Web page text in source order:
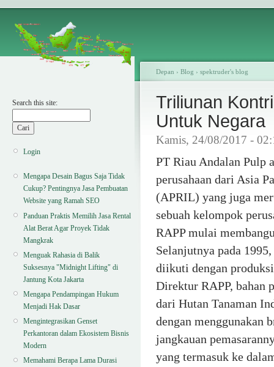
Search this site:
Login
Mengapa Desain Bagus Saja Tidak
Cukup? Pentingnya Jasa Pembuatan
Website yang Ramah SEO
Panduan Praktis Memilih Jasa Rental
Alat Berat Agar Proyek Tidak
Mangkrak
Menguak Rahasia di Balik
Suksesnya "Midnight Lifting" di
Jantung Kota Jakarta
Mengapa Pendampingan Hukum
Menjadi Hak Dasar
Mengintegrasikan Genset
Perkantoran dalam Ekosistem Bisnis
Modern
Memahami Berapa Lama Durasi
Depan › Blog › spektruder's blog
Triliunan
Untuk Negara
Kamis, 24/08/2017 -
PT Riau Andalan Pulp
perusahaan dari Asia
(APRIL) yang juga
sebuah kelompok
RAPP mulai
Selanjutnya pada
diikuti dengan
Direktur RAPP, bahan
dari Hutan Tanaman
dengan menggunakan
jangkauan
yang termasuk ke